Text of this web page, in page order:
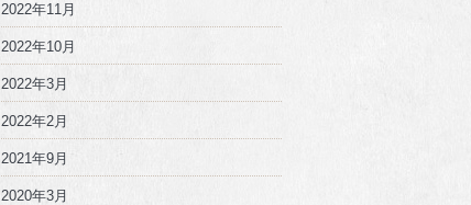
2022年11月
2022年10月
2022年3月
2022年2月
2021年9月
2020年3月